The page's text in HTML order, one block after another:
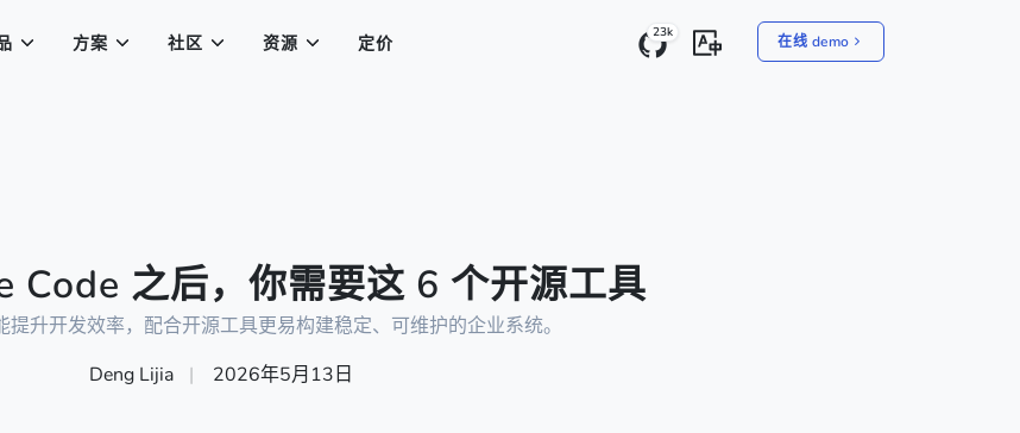
在线 demo
23k
方案 社区 资源 定价
Code 之后，你需要这 6 个开源工具
提升开发效率，配合开源工具更易构建稳定、可维护的企业系统。
Deng Lijia
| 2026年5月13日